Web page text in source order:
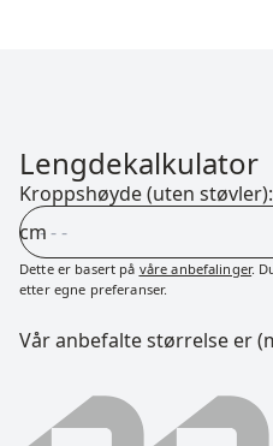
Lengdekalkulator
Kroppshøyde (uten støvler):
cm
Dette er basert på våre anbefalinger.
etter egne preferanser.
Vår anbefalte størrelse er
0000 millimeter